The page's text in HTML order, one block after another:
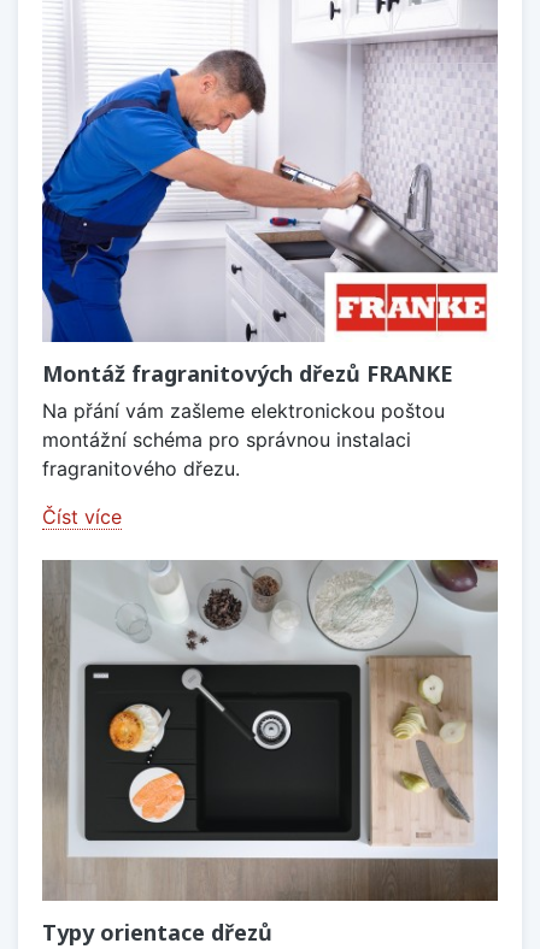
Montáž fragranitových dřezů FRANKE
Na přání vám zašleme elektronickou poštou
montážní schéma pro správnou instalaci
fragranitového dřezu.
Číst více
Typy orientace dřezů